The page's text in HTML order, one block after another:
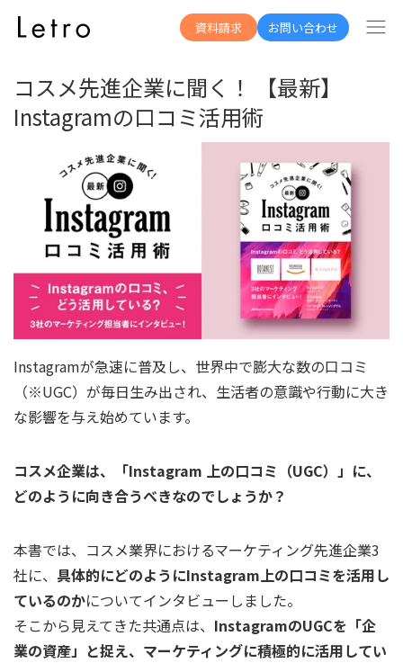
資料請求 お問い合わせ
資料一覧へ
コスメ先進企業に聞く！ 【最新】
Instagramの口コミ活用術
Instagramが急速に普及し、世界中で膨大な数の口コミ
（※UGC）が毎日生み出され、生活者の意識や行動に大き
な影響を与え始めています。
コスメ企業は、「Instagram 上の口コミ（UGC）」に、
どのように向き合うべきなのでしょうか？
本書では、コスメ業界におけるマーケティング先進企業3
社に、 具体的にどのようにInstagram上の口コミを活用し
ているのかについてインタビューしました。
そこから見えてきた共通点は、 InstagramのUGCを「企
業の資産」と捉え、マーケティングに積極的に活用してい